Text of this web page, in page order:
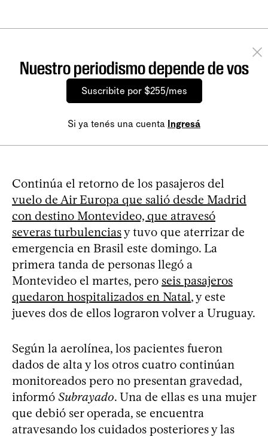
Nuestro periodismo depende de vos
Suscribite por $255/mes
Si ya tenés una cuenta Ingresá
Continúa el retorno de los pasajeros del
vuelo de Air Europa que salió desde Madrid
con destino Montevideo, que atravesó
severas turbulenciasy tuvo que aterrizar de
emergencia en Brasil este domingo. La
primera tanda de personas llegó a
Montevideo el martes, pero seis pasajeros
quedaron hospitalizados en Natal, y este
jueves dos de ellos lograron volver a Uruguay.
Según la aerolínea, los pacientes fueron
dados de alta y los otros cuatro continúan
monitoreados pero no presentan gravedad,
informó Subrayado. Una de ellas es una mujer
que debió ser operada, se encuentra
atravesando los cuidados posteriores y las